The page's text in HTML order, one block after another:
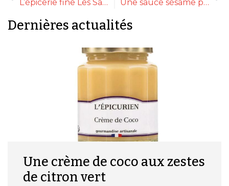
L’épicerie fine Les Saveurs de l’Hexagone déménage ! Une sauce sésame prête à l’emploi
Dernières actualités
Une crème de coco aux zestes
de citron vert